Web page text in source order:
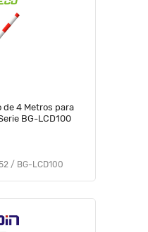
de 4 Metros para
BG-LCD100
/ BG-LCD100